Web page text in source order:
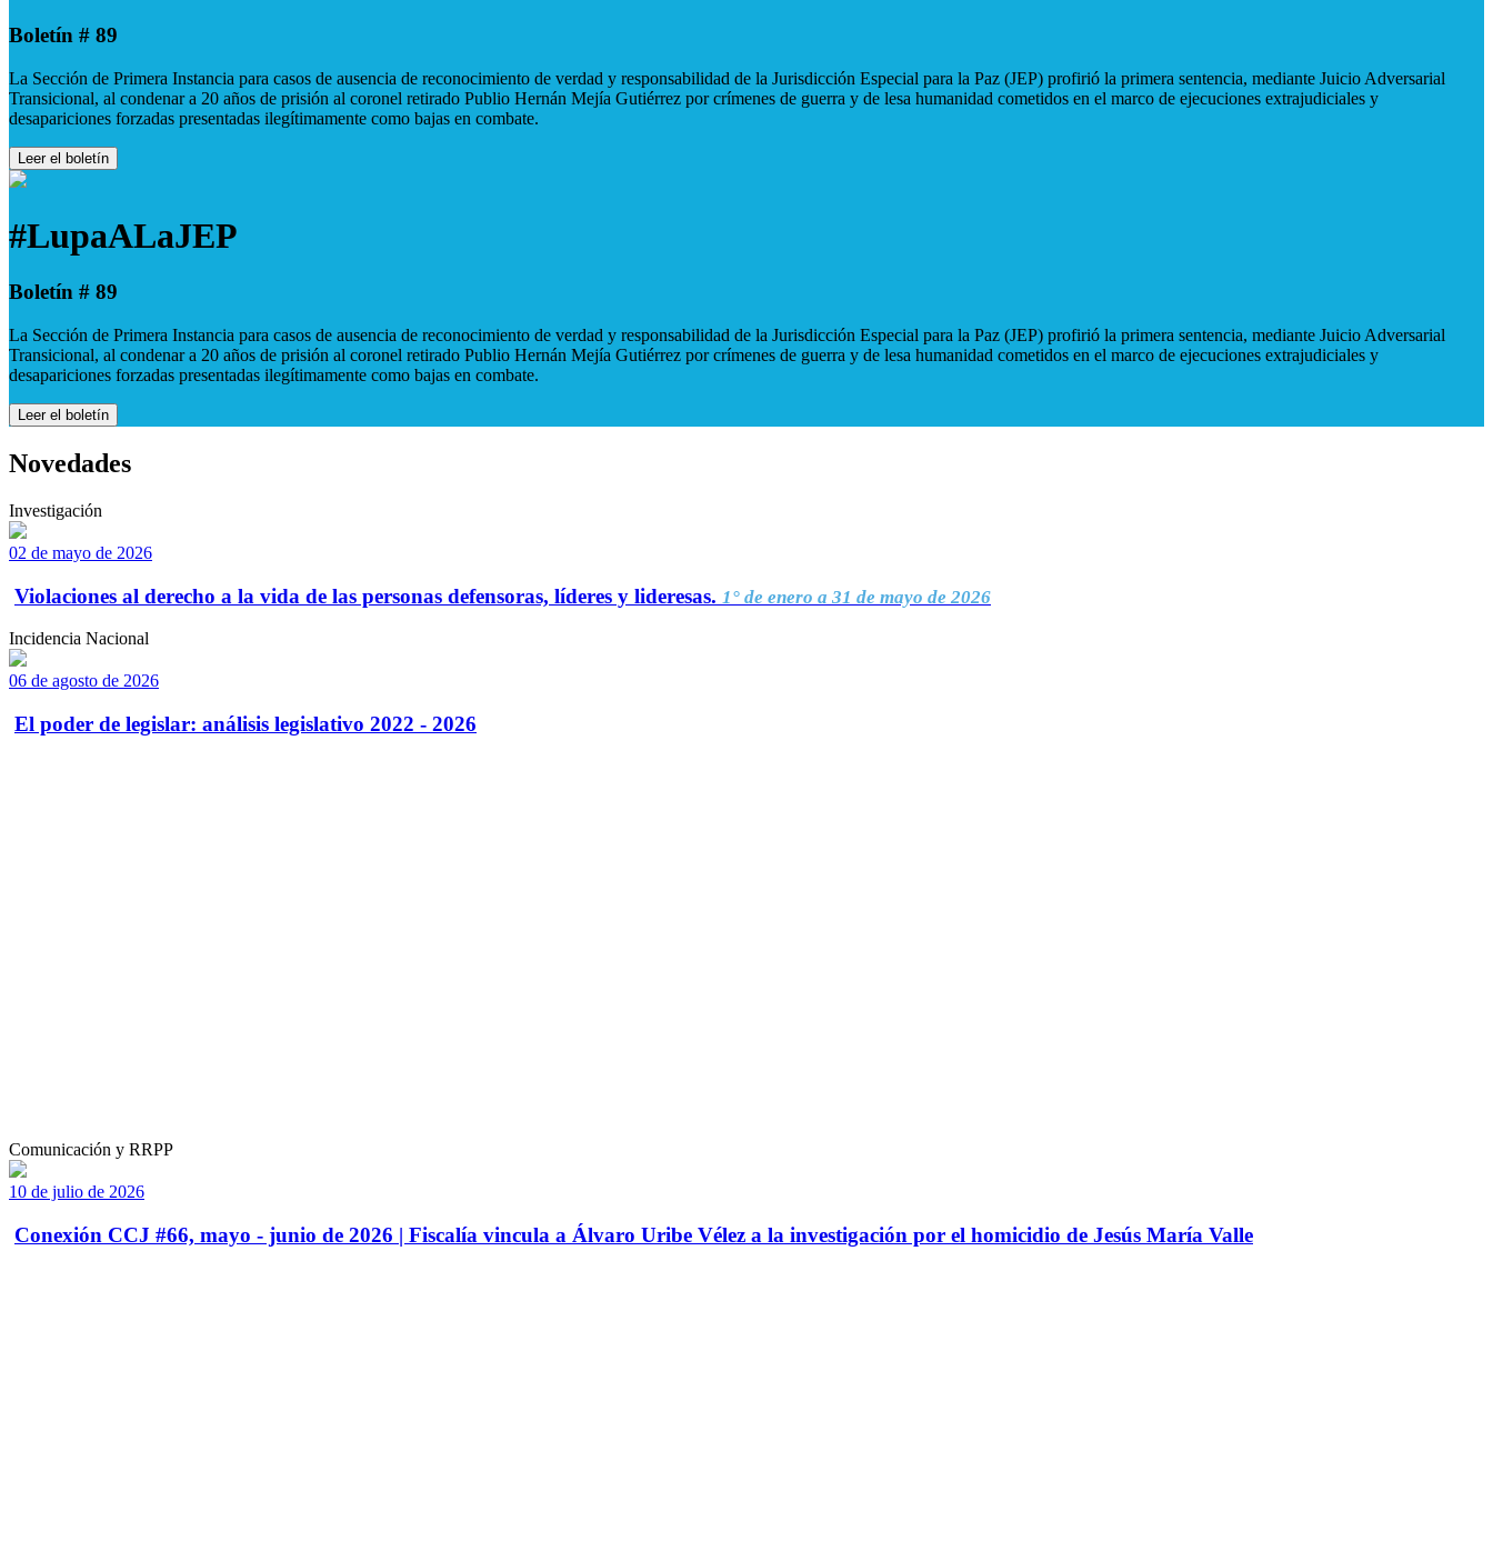
Boletín # 89
La Sección de Primera Instancia para casos de ausencia de reconocimiento de verdad y responsabilidad de la Jurisdicción Especial para la Paz (JEP) profirió la primera sentencia, mediante Juicio Adversarial
Transicional, al condenar a 20 años de prisión al coronel retirado Publio Hernán Mejía Gutiérrez por crímenes de guerra y de lesa humanidad cometidos en el marco de ejecuciones extrajudiciales y
desapariciones forzadas presentadas ilegítimamente como bajas en combate.
Leer el boletín
#LupaALaJEP
Boletín # 89
La Sección de Primera Instancia para casos de ausencia de reconocimiento de verdad y responsabilidad de la Jurisdicción Especial para la Paz (JEP) profirió la primera sentencia, mediante Juicio Adversarial
Transicional, al condenar a 20 años de prisión al coronel retirado Publio Hernán Mejía Gutiérrez por crímenes de guerra y de lesa humanidad cometidos en el marco de ejecuciones extrajudiciales y
desapariciones forzadas presentadas ilegítimamente como bajas en combate.
Leer el boletín
Novedades
Investigación
02 de mayo de 2026
Violaciones al derecho a la vida de las personas defensoras, líderes y lideresas. 1° de enero a 31 de mayo de 2026
Incidencia Nacional
06 de agosto de 2026
El poder de legislar: análisis legislativo 2022 - 2026
Comunicación y RRPP
10 de julio de 2026
Conexión CCJ #66, mayo - junio de 2026 | Fiscalía vincula a Álvaro Uribe Vélez a la investigación por el homicidio de Jesús María Valle